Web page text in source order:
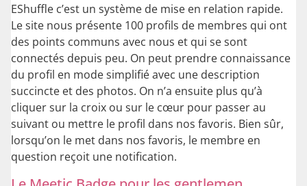
EShuffle c’est un système de mise en relation rapide.
Le site nous présente 100 profils de membres qui ont
des points communs avec nous et qui se sont
connectés depuis peu. On peut prendre connaissance
du profil en mode simplifié avec une description
succincte et des photos. On n’a ensuite plus qu’à
cliquer sur la croix ou sur le cœur pour passer au
suivant ou mettre le profil dans nos favoris. Bien sûr,
lorsqu’on le met dans nos favoris, le membre en
question reçoit une notification.